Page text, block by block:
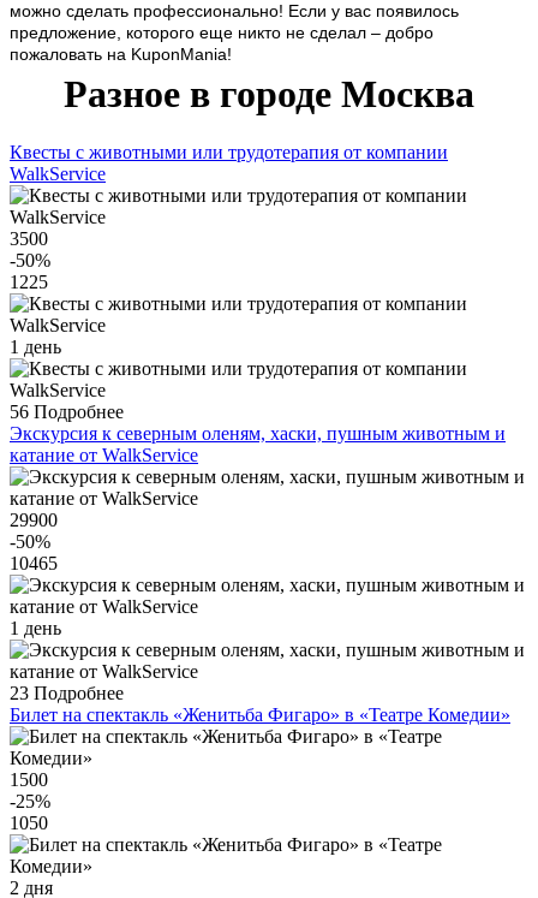
можно сделать профессионально! Если у вас появилось
предложение, которого еще никто не сделал – добро
пожаловать на KuponMania!
Разное в городе Москва
Квесты с животными или трудотерапия от компании
WalkService
3500
-50%
1225
1 день
56 Подробнее
Экскурсия к северным оленям, хаски, пушным животным и
катание от WalkService
29900
-50%
10465
1 день
23 Подробнее
Билет на спектакль «Женитьба Фигаро» в «Театре Комедии»
1500
-25%
1050
2 дня